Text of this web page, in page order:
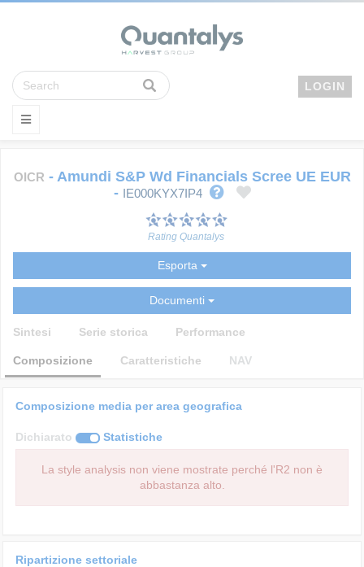
LOGIN
OICR - Amundi S&P Wd Financials Scree UE EUR
- IE000KYX7IP4
Rating Quantalys
Esporta
Documenti
Sintesi Serie storica Performance
Composizione Caratteristiche NAV
Composizione media per area geografica
Dichiarato Statistiche
La style analysis non viene mostrate perché l'R2 non è
abbastanza alto.
Ripartizione settoriale